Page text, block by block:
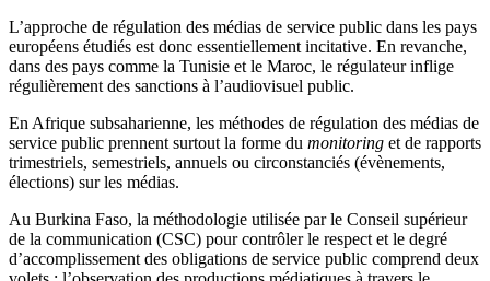
L’approche de régulation des médias de service public dans les pays
européens étudiés est donc essentiellement incitative. En revanche,
dans des pays comme la Tunisie et le Maroc, le régulateur inflige
régulièrement des sanctions à l’audiovisuel public.
En Afrique subsaharienne, les méthodes de régulation des médias de
service public prennent surtout la forme du monitoring et de rapports
trimestriels, semestriels, annuels ou circonstanciés (évènements,
élections) sur les médias.
Au Burkina Faso, la méthodologie utilisée par le Conseil supérieur
de la communication (CSC) pour contrôler le respect et le degré
d’accomplissement des obligations de service public comprend deux